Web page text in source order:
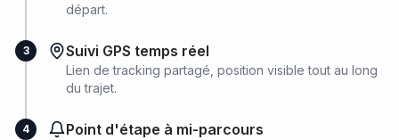
départ.
3 Suivi GPS temps réel
Lien de tracking partagé, position visible tout au long
du trajet.
4 Point d'étape à mi-parcours